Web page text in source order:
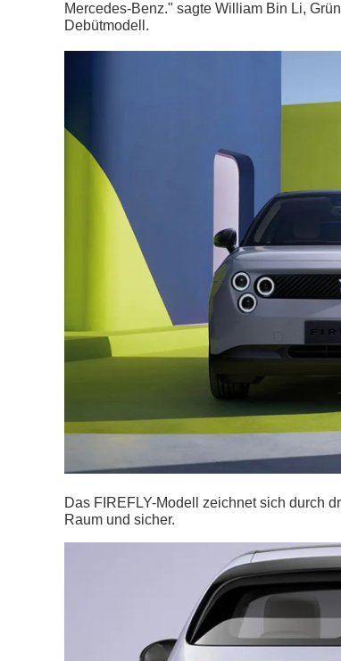
Mercedes-Benz." sagte William Bin Li,
Debütmodell.
Das FIREFLY-Modell zeichnet sich durch
Raum und sicher.